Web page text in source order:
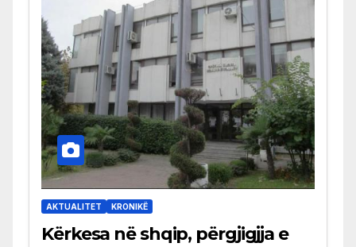
AKTUALITET KRONIKË
Kërkesa në shqip, përgjigjja e